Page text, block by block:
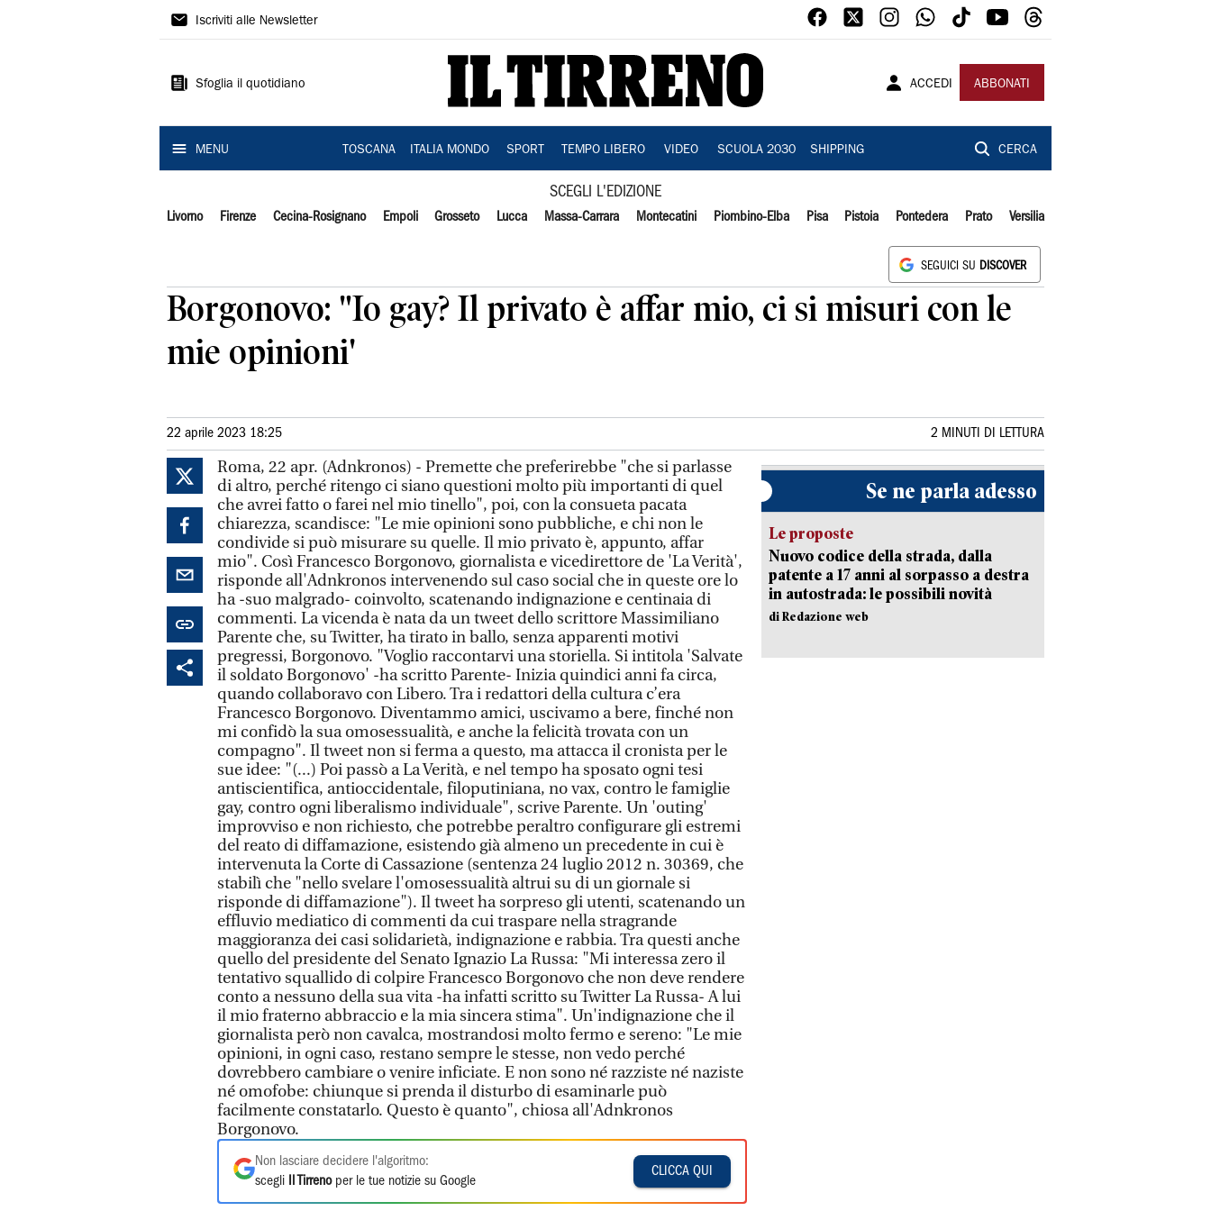
Il
Iscriviti alle Newsletter
Sfoglia il quotidiano ACCEDI ABBONATI
MENU TOSCANA ITALIA MONDO SPORT TEMPO LIBERO VIDEO SCUOLA 2030 SHIPPING CERCA
SCEGLI L'EDIZIONE
Livorno Firenze Cecina-Rosignano Empoli Grosseto Lucca Massa-Carrara Montecatini Piombino-Elba Pisa Pistoia Pontedera Prato Versilia
SEGUICI SU DISCOVER
Borgonovo: "Io gay? Il privato è affar mio, ci si misuri con le
mie opinioni'
22 aprile 2023 18:25 2 MINUTI DI LETTURA
Roma, 22 apr. (Adnkronos) - Premette che preferirebbe "che si parlasse
di altro, perché ritengo ci siano questioni molto più importanti di quel
che avrei fatto o farei nel mio tinello", poi, con la consueta pacata
chiarezza, scandisce: "Le mie opinioni sono pubbliche, e chi non le
condivide si può misurare su quelle. Il mio privato è, appunto, affar
mio". Così Francesco Borgonovo, giornalista e vicedirettore de 'La Verità',
risponde all'Adnkronos intervenendo sul caso social che in queste ore lo
ha -suo malgrado- coinvolto, scatenando indignazione e centinaia di
commenti. La vicenda è nata da un tweet dello scrittore Massimiliano
Parente che, su Twitter, ha tirato in ballo, senza apparenti motivi
pregressi, Borgonovo. "Voglio raccontarvi una storiella. Si intitola 'Salvate
il soldato Borgonovo' -ha scritto Parente- Inizia quindici anni fa circa,
quando collaboravo con Libero. Tra i redattori della cultura c’era
Francesco Borgonovo. Diventammo amici, uscivamo a bere, finché non
mi confidò la sua omosessualità, e anche la felicità trovata con un
compagno". Il tweet non si ferma a questo, ma attacca il cronista per le
sue idee: "(...) Poi passò a La Verità, e nel tempo ha sposato ogni tesi
antiscientifica, antioccidentale, filoputiniana, no vax, contro le famiglie
gay, contro ogni liberalismo individuale", scrive Parente. Un 'outing'
improvviso e non richiesto, che potrebbe peraltro configurare gli estremi
del reato di diffamazione, esistendo già almeno un precedente in cui è
intervenuta la Corte di Cassazione (sentenza 24 luglio 2012 n. 30369, che
stabilì che "nello svelare l'omosessualità altrui su di un giornale si
risponde di diffamazione"). Il tweet ha sorpreso gli utenti, scatenando un
effluvio mediatico di commenti da cui traspare nella stragrande
maggioranza dei casi solidarietà, indignazione e rabbia. Tra questi anche
quello del presidente del Senato Ignazio La Russa: "Mi interessa zero il
tentativo squallido di colpire Francesco Borgonovo che non deve rendere
conto a nessuno della sua vita -ha infatti scritto su Twitter La Russa- A lui
il mio fraterno abbraccio e la mia sincera stima". Un'indignazione che il
giornalista però non cavalca, mostrandosi molto fermo e sereno: "Le mie
opinioni, in ogni caso, restano sempre le stesse, non vedo perché
dovrebbero cambiare o venire inficiate. E non sono né razziste né naziste
né omofobe: chiunque si prenda il disturbo di esaminarle può
facilmente constatarlo. Questo è quanto", chiosa all'Adnkronos
Borgonovo.
Non lasciare decidere l'algoritmo:
scegli
Il Tirrenoper le tue notizie su Google
CLICCA QUI
Se ne parla adesso
Le proposte
Nuovo codice della strada, dalla
patente a 17 anni al sorpasso a destra
in autostrada: le possibili novità
di Redazione web